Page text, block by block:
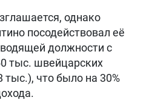
однако
посодействовал её
должности с
тыс. швейцарских
тыс.), что было на 30%